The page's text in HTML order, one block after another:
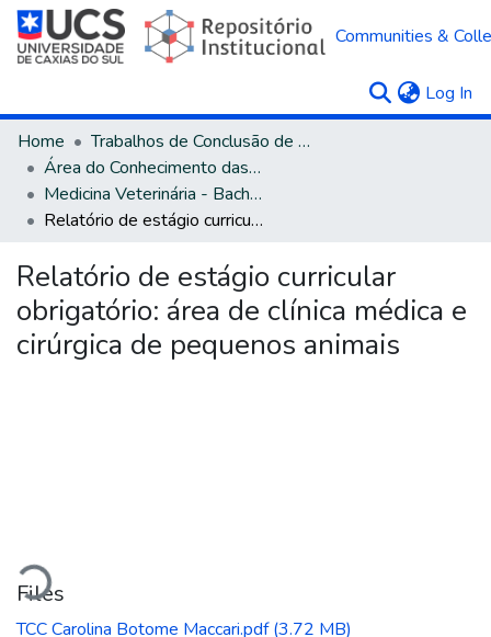
Communities &
Log In
Home
Trabalhos de Conclusão de Curso
Área do Conhecimento das Ciências Agrárias
Medicina Veterinária - Bacharelado
Relatório de estágio curricular obrigatório: área de clínica médica e cirúrgica de pequenos animais
Relatório de estágio curricular
obrigatório: área de clínica médica e
cirúrgica de pequenos animais
Loading...
Files
TCC Carolina Botome Maccari.pdf(3.72 MB)